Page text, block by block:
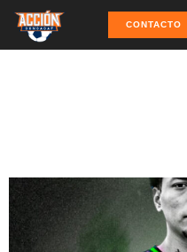
CONTACTO